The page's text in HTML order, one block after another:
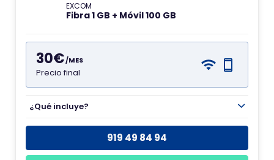
EXCOM
Fibra 1 GB + Móvil 100 GB
30€/MES
Precio final
¿Qué incluye?
919 49 84 94